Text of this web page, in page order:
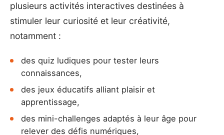
plusieurs activités interactives destinées à
stimuler leur curiosité et leur créativité,
notamment :
des quiz ludiques pour tester leurs
connaissances,
des jeux éducatifs alliant plaisir et
apprentissage,
des mini-challenges adaptés à leur âge pour
relever des défis numériques,